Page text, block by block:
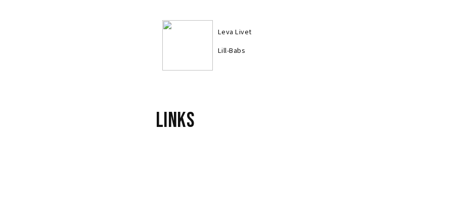
Leva Livet
Lill-Babs
Links